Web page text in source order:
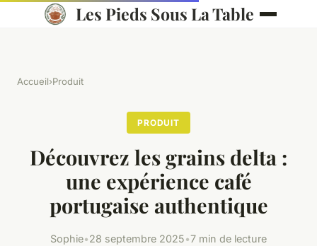
Les Pieds Sous La Table
Accueil›Produit
PRODUIT
Découvrez les grains delta :
une expérience café
portugaise authentique
Sophie•28 septembre 2025•7 min de lecture